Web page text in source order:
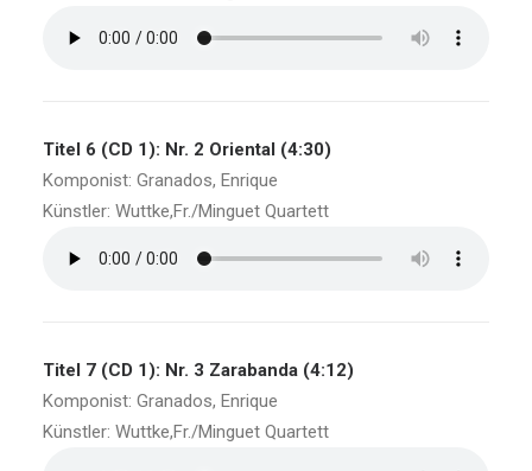
Titel 6 (CD 1): Nr. 2 Oriental (4:30)
Komponist: Granados, Enrique
Künstler: Wuttke,Fr./Minguet Quartett
Titel 7 (CD 1): Nr. 3 Zarabanda (4:12)
Komponist: Granados, Enrique
Künstler: Wuttke,Fr./Minguet Quartett